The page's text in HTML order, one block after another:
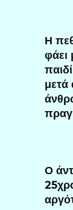
Η
φάει
μετά
Ο